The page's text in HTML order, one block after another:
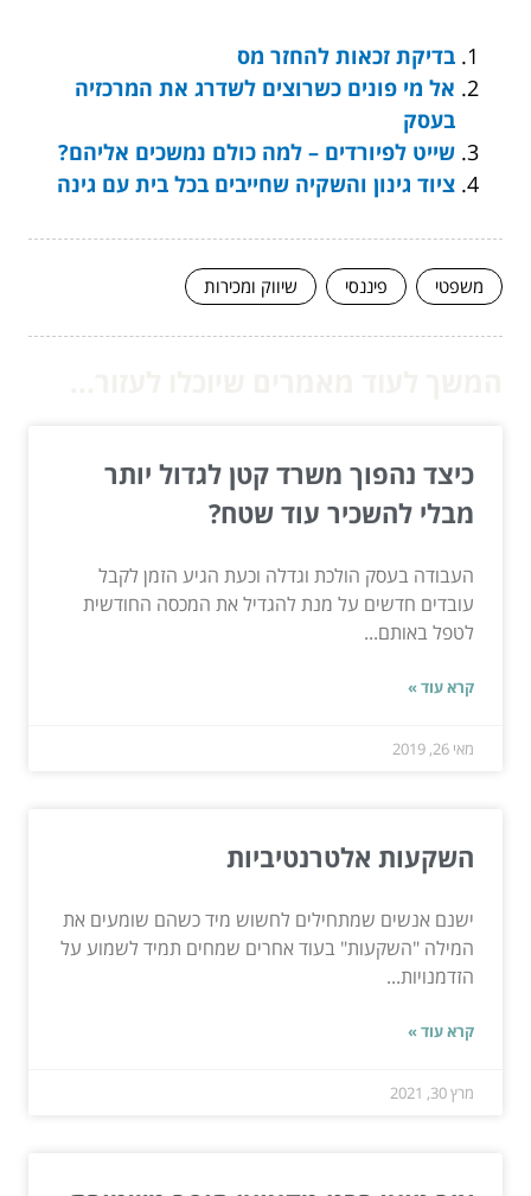
בדיקת זכאות להחזר מס
אל מי פונים כשרוצים לשדרג את המרכזיה
בעסק
שייט לפיורדים – למה כולם נמשכים אליהם?
ציוד גינון והשקיה שחייבים בכל בית עם גינה
משפטי פיננסי שיווק ומכירות
כיצד נהפוך משרד קטן לגדול יותר
מבלי להשכיר עוד שטח?
העבודה בעסק הולכת וגדלה וכעת הגיע הזמן לקבל
עובדים חדשים על מנת להגדיל את המכסה החודשית
לטפל באותם...
קרא עוד »
מאי 26, 2019
השקעות אלטרנטיביות
ישנם אנשים שמתחילים לחשוש מיד כשהם שומעים את
המילה "השקעות" בעוד אחרים שמחים תמיד לשמוע על
הזדמנויות...
קרא עוד »
מרץ 30, 2021